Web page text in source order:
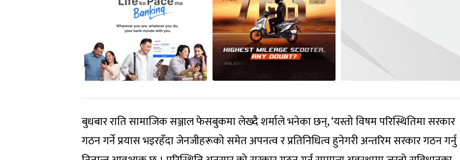
बुधबार राति सामाजिक सञ्जाल फेसबुकमा लेख्दै शर्माले भनेका छन्, ‘यस्तो विषम परिस्थितिमा सरकार
गठन गर्ने प्रयास भइरहँदा जेनजीहरूको समेत अपनत्व र प्रतिनिधित्व हुनेगरी अन्तरिम सरकार गठन गर्नु